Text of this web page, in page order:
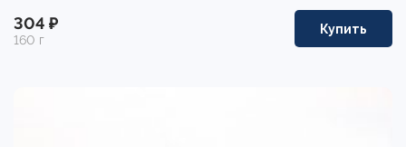
304 ₽
160 г
Купить